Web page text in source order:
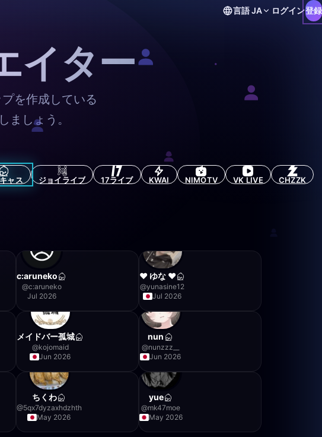
言語JA ログイン登録
イター
を作成している
ましょう。
ャス ジョイライブ 17ライブ KWAI NIMOTV VK LIVE
CHZZK
c:aruneko
@c:aruneko
Jul 2026
❤︎ ゆな ❤︎
@yunasine12
Jul 2026
メイドバー孤城
@kojomaid
Jun 2026
nun
@nunzzz__
Jun 2026
ちくわ
@5qx7dyzaxhdzhth
May 2026
yue
@mk47moe
May 2026